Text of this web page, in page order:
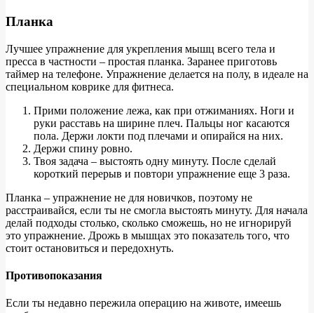
Планка
Лучшее упражнение для укрепления мышц всего тела и
пресса в частности – простая планка. Заранее приготовь
таймер на телефоне. Упражнение делается на полу, в идеале на
специальном коврике для фитнеса.
Прими положение лежа, как при отжиманиях. Ноги и
руки расставь на ширине плеч. Пальцы ног касаются
пола. Держи локти под плечами и опирайся на них.
Держи спину ровно.
Твоя задача – выстоять одну минуту. После сделай
короткий перерыв и повтори упражнение еще 3 раза.
Планка – упражнение не для новичков, поэтому не
расстраивайся, если ты не смогла выстоять минуту. Для начала
делай подходы столько, сколько сможешь, но не игнорируй
это упражнение. Дрожь в мышцах это показатель того, что
стоит остановиться и передохнуть.
Противопоказания
Если ты недавно пережила операцию на животе, имеешь